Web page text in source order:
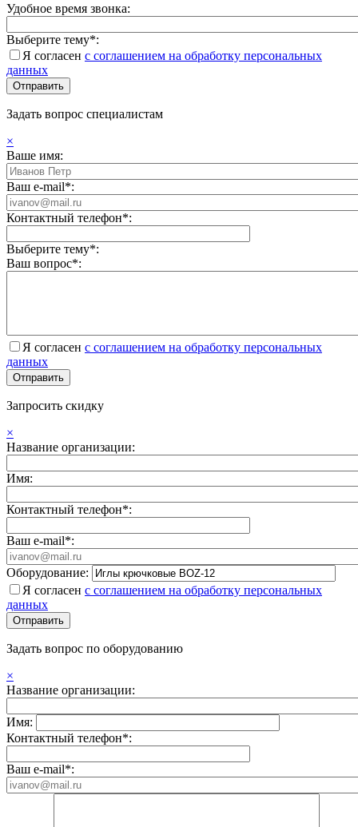
Удобное время звонка:
Выберите тему*:
Я согласен с соглашением на обработку персональных
данных
Задать вопрос специалистам
×
Ваше имя:
Ваш e-mail*:
Контактный телефон*:
Выберите тему*:
Ваш вопрос*:
Я согласен с соглашением на обработку персональных
данных
Запросить скидку
×
Название организации:
Имя:
Контактный телефон*:
Ваш e-mail*:
Оборудование:
Я согласен с соглашением на обработку персональных
данных
Задать вопрос по оборудованию
×
Название организации:
Имя:
Контактный телефон*:
Ваш e-mail*: